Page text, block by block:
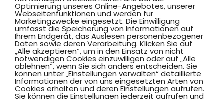
Optimierung unseres Online-Angebotes, unserer
Webseitenfunktionen und werden für
Marketingzwecke eingesetzt. Die Einwilligung
umfasst die Speicherung von Informationen auf
Ihrem Endgerät, das Auslesen personenbezogener
Daten sowie deren Verarbeitung. Klicken Sie auf
„Alle akzeptieren“, um in den Einsatz von nicht
notwendigen Cookies einzuwilligen oder auf „Alle
ablehnen“, wenn Sie sich anders entscheiden. Sie
können unter „Einstellungen verwalten“ detaillierte
Informationen der von uns eingesetzten Arten von
Cookies erhalten und deren Einstellungen aufrufen.
Sie können die Einstellungen jederzeit aufrufen und